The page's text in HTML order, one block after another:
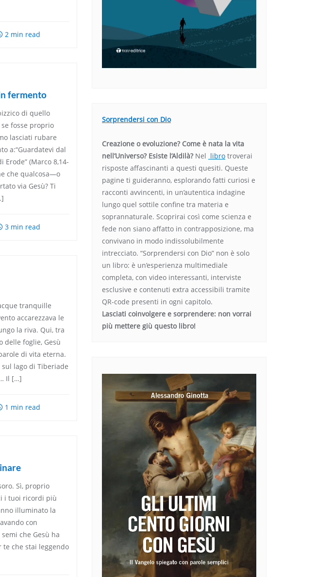
2 min read
fermento
di quello
fosse proprio
lasciati rubare
a:“Guardatevi dal
(Marco 8,14-
che qualcosa—o
via Gesù? Ti
3 min read
tranquille
accarezzava le
la riva. Qui, tra
delle foglie, Gesù
di vita eterna.
lago di Tiberiade
Il […]
1 min read
Sì, proprio
i tuoi ricordi più
illuminato la
con
che Gesù ha
che stai leggendo
Sorprendersi con Dio
Creazione o evoluzione? Come è nata la vita
nell’Universo? Esiste l’Aldilà? Nel libro troverai
risposte affascinanti a questi quesiti. Queste
pagine ti guideranno, esplorando fatti curiosi e
racconti avvincenti, in un’autentica indagine
lungo quel sottile confine tra materia e
soprannaturale. Scoprirai così come scienza e
fede non siano affatto in contrapposizione, ma
convivano in modo indissolubilmente
intrecciato. “Sorprendersi con Dio” non è solo
un libro: è un’esperienza multimediale
completa, con video interessanti, interviste
esclusive e contenuti extra accessibili tramite
QR-code presenti in ogni capitolo.
Lasciati coinvolgere e sorprendere: non vorrai
più mettere giù questo libro!